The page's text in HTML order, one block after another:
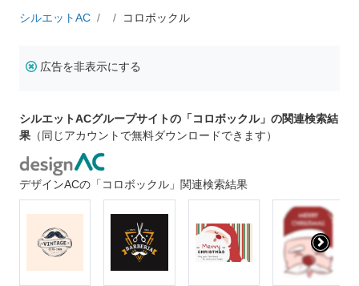
シルエットAC コロボックル
広告を非表示にする
シルエットACグループサイトの「コロボックル」の関連検索結
果 （同じアカウントで無料ダウンロードできます）
デザインACの「コロボックル」関連検索結果